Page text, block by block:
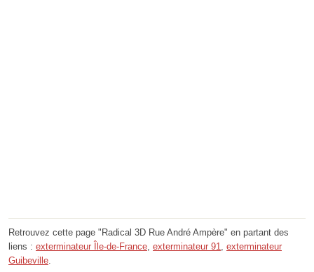
Retrouvez cette page "Radical 3D Rue André Ampère" en partant des
liens : exterminateur Île-de-France, exterminateur 91, exterminateur
Guibeville.